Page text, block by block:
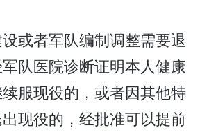
或者军队编制调整需要退
队医院诊断证明本人健康
服现役的，或者因其他特
现役的，经批准可以提前